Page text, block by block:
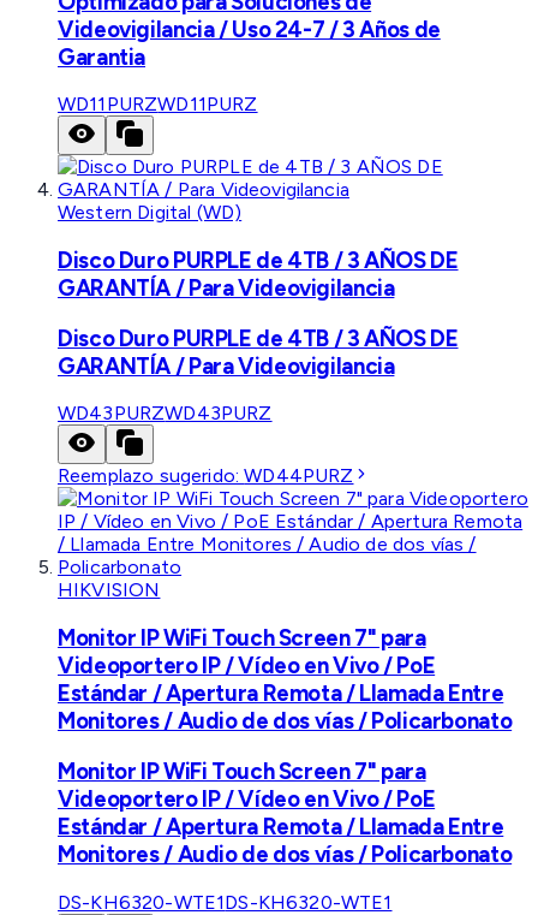
Videovigilancia / Uso 24-7 / 3 Años de
Garantia
WD11PURZWD11PURZ
Western Digital (WD)
Disco Duro PURPLE de 4TB / 3 AÑOS DE
GARANTÍA / Para Videovigilancia
Disco Duro PURPLE de 4TB / 3 AÑOS DE
GARANTÍA / Para Videovigilancia
WD43PURZWD43PURZ
Reemplazo sugerido:WD44PURZ
HIKVISION
Monitor IP WiFi Touch Screen 7" para
Videoportero IP / Vídeo en Vivo / PoE
Estándar / Apertura Remota / Llamada Entre
Monitores / Audio de dos vías / Policarbonato
Monitor IP WiFi Touch Screen 7" para
Videoportero IP / Vídeo en Vivo / PoE
Estándar / Apertura Remota / Llamada Entre
Monitores / Audio de dos vías / Policarbonato
DS-KH6320-WTE1DS-KH6320-WTE1